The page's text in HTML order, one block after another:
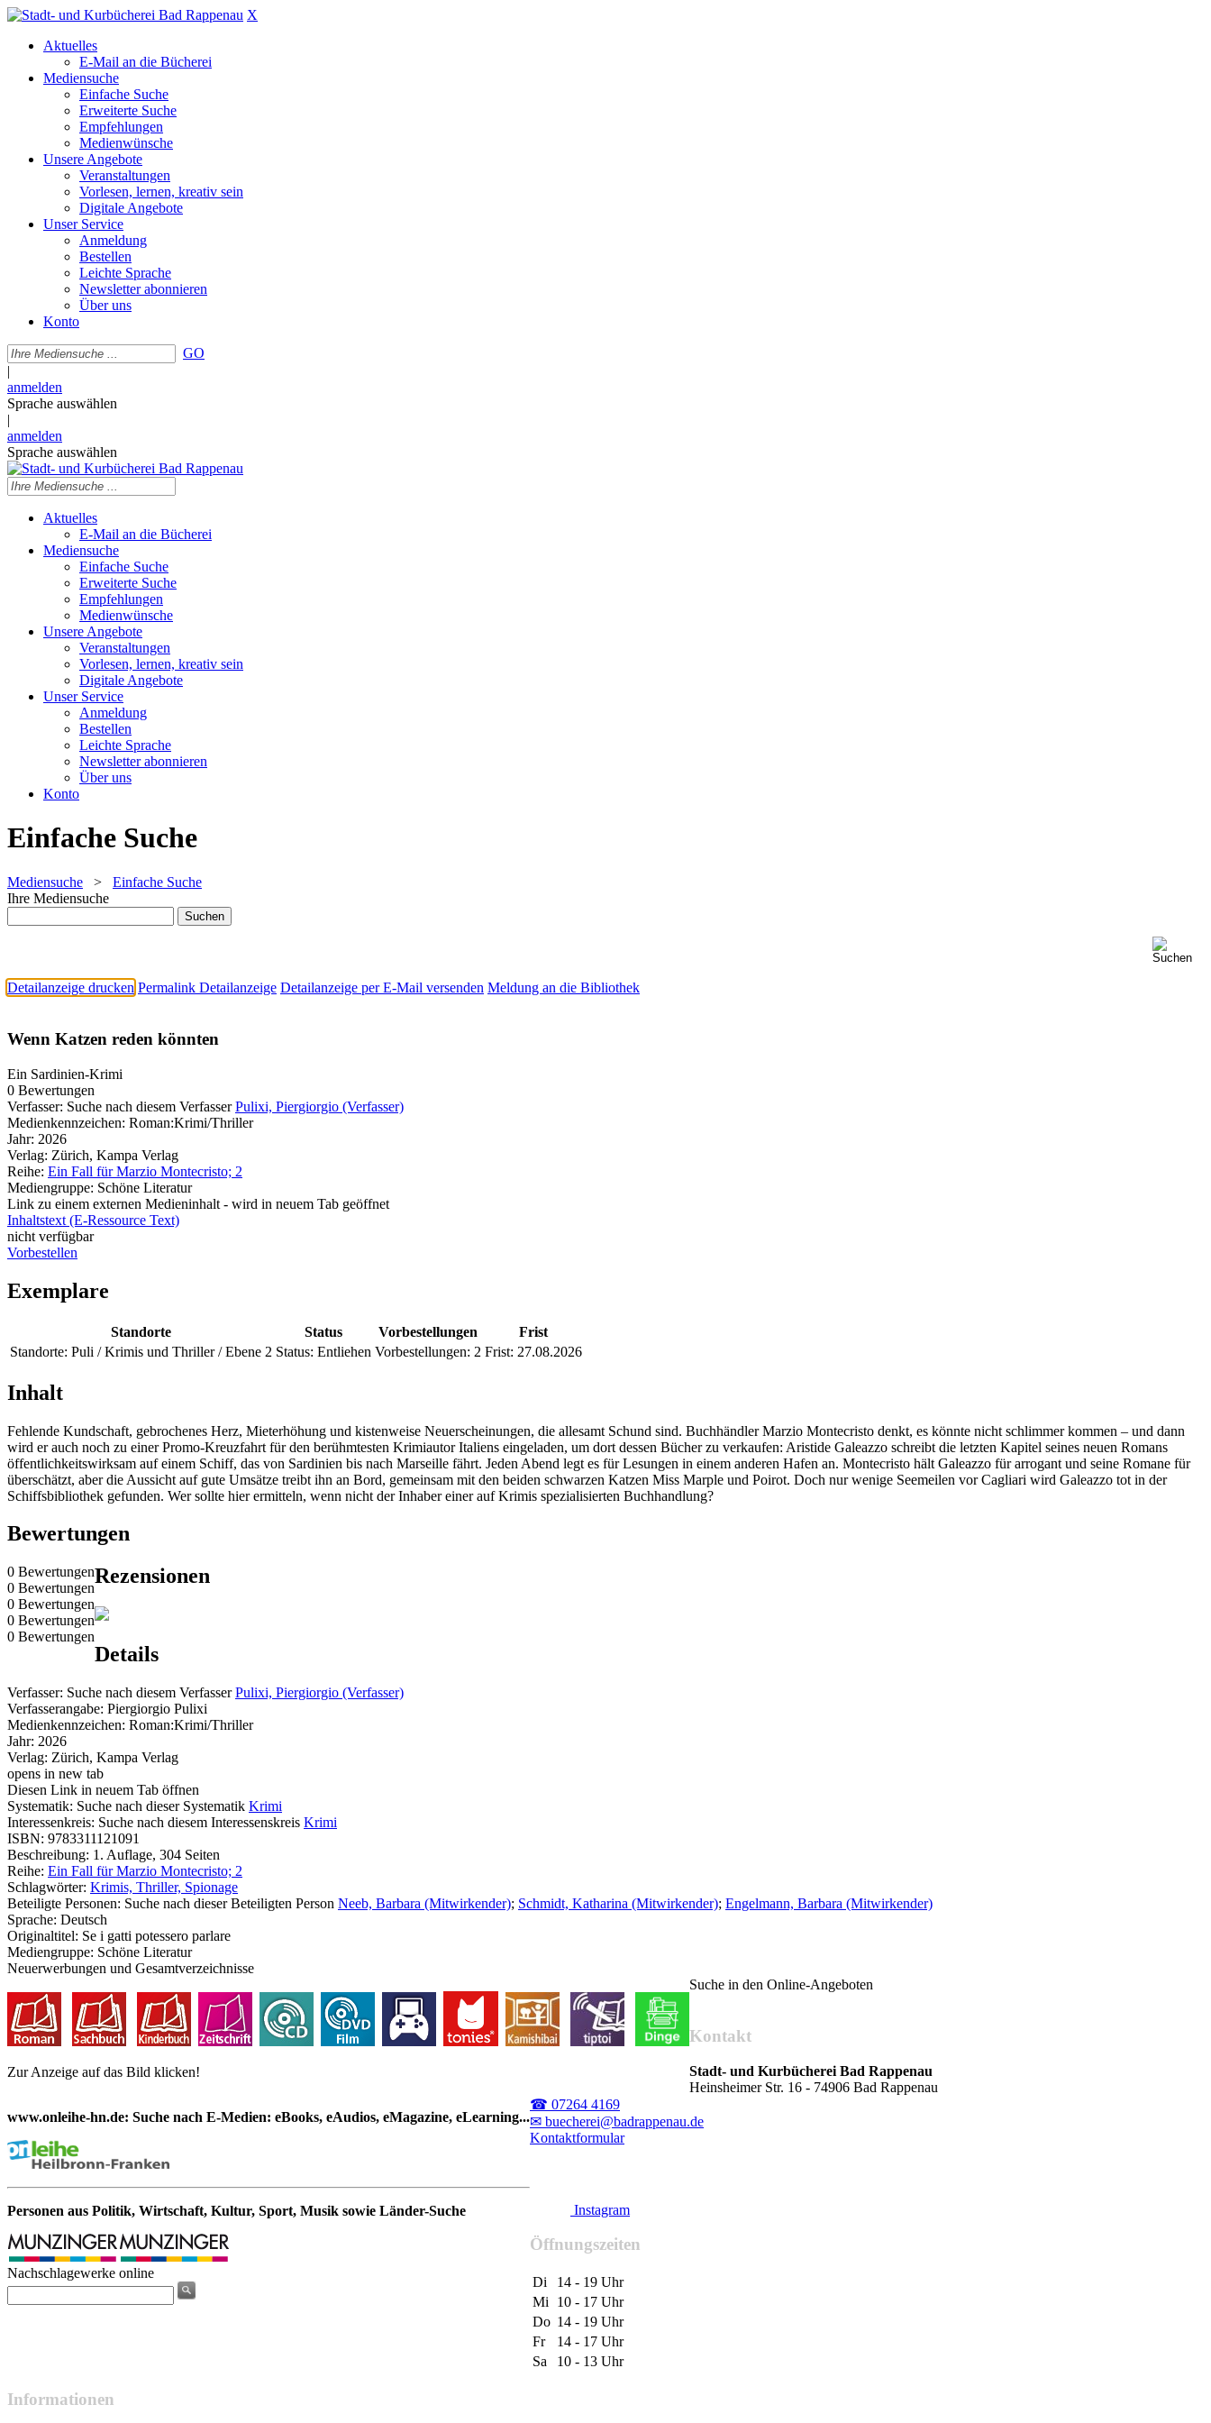
X
Aktuelles
E-Mail an die Bücherei
Mediensuche
Einfache Suche
Erweiterte Suche
Empfehlungen
Medienwünsche
Unsere Angebote
Veranstaltungen
Vorlesen, lernen, kreativ sein
Digitale Angebote
Unser Service
Anmeldung
Bestellen
Leichte Sprache
Newsletter abonnieren
Über uns
Konto
GO
|
anmelden
Sprache auswählen
|
anmelden
Sprache auswählen
Aktuelles
E-Mail an die Bücherei
Mediensuche
Einfache Suche
Erweiterte Suche
Empfehlungen
Medienwünsche
Unsere Angebote
Veranstaltungen
Vorlesen, lernen, kreativ sein
Digitale Angebote
Unser Service
Anmeldung
Bestellen
Leichte Sprache
Newsletter abonnieren
Über uns
Konto
Einfache Suche
Mediensuche > Einfache Suche
Ihre Mediensuche
Detailanzeige drucken Permalink Detailanzeige Detailanzeige per E-Mail versenden Meldung an die Bibliothek
Wenn Katzen reden könnten
Ein Sardinien-Krimi
0 Bewertungen
Verfasser: Suche nach diesem Verfasser Pulixi, Piergiorgio (Verfasser)
Medienkennzeichen: Roman:Krimi/Thriller
Jahr: 2026
Verlag: Zürich, Kampa Verlag
Reihe: Ein Fall für Marzio Montecristo; 2
Mediengruppe: Schöne Literatur
Link zu einem externen Medieninhalt - wird in neuem Tab geöffnet
Inhaltstext (E-Ressource Text)
nicht verfügbar
Vorbestellen
Exemplare
Standorte Status Vorbestellungen
Frist
Standorte: Puli / Krimis und Thriller / Ebene 2 Status: Entliehen Vorbestellungen: 2 Frist: 27.08.2026
Inhalt
Fehlende Kundschaft, gebrochenes Herz, Mieterhöhung und kistenweise Neuerscheinungen, die allesamt Schund sind. Buchhändler Marzio Montecristo denkt, es könnte nicht schlimmer kommen – und dann
wird er auch noch zu einer Promo-Kreuzfahrt für den berühmtesten Krimiautor Italiens eingeladen, um dort dessen Bücher zu verkaufen: Aristide Galeazzo schreibt die letzten Kapitel seines neuen Romans
öffentlichkeitswirksam auf einem Schiff, das von Sardinien bis nach Marseille fährt. Jeden Abend legt es für Lesungen in einem anderen Hafen an. Montecristo hält Galeazzo für arrogant und seine Romane für
überschätzt, aber die Aussicht auf gute Umsätze treibt ihn an Bord, gemeinsam mit den beiden schwarzen Katzen Miss Marple und Poirot. Doch nur wenige Seemeilen vor Cagliari wird Galeazzo tot in der
Schiffsbibliothek gefunden. Wer sollte hier ermitteln, wenn nicht der Inhaber einer auf Krimis spezialisierten Buchhandlung?
Bewertungen
0 Bewertungen
0 Bewertungen
0 Bewertungen
0 Bewertungen
0 Bewertungen
Rezensionen
Details
Verfasser: Suche nach diesem Verfasser Pulixi, Piergiorgio (Verfasser)
Verfasserangabe: Piergiorgio Pulixi
Medienkennzeichen: Roman:Krimi/Thriller
Jahr: 2026
Verlag: Zürich, Kampa Verlag
opens in new tab
Diesen Link in neuem Tab öffnen
Systematik: Suche nach dieser Systematik Krimi
Interessenkreis: Suche nach diesem Interessenskreis Krimi
ISBN: 9783311121091
Beschreibung: 1. Auflage, 304 Seiten
Reihe: Ein Fall für Marzio Montecristo; 2
Schlagwörter: Krimis, Thriller, Spionage
Beteiligte Personen: Suche nach dieser Beteiligten Person Neeb, Barbara (Mitwirkender); Schmidt, Katharina (Mitwirkender); Engelmann, Barbara (Mitwirkender)
Sprache: Deutsch
Originaltitel: Se i gatti potessero parlare
Mediengruppe: Schöne Literatur
Neuerwerbungen und Gesamtverzeichnisse
Zur Anzeige auf das Bild klicken!
Suche in den Online-Angeboten
www.onleihe-hn.de: Suche nach E-Medien: eBooks, eAudios, eMagazine, eLearning...
Personen aus Politik, Wirtschaft, Kultur, Sport, Musik sowie Länder-Suche
Nachschlagewerke online
Kontakt
Stadt- und Kurbücherei Bad Rappenau
Heinsheimer Str. 16 - 74906 Bad Rappenau
☎ 07264 4169
✉ buecherei@badrappenau.de
Kontaktformular
Instagram
Öffnungszeiten
Di
14 - 19 Uhr
Mi
10 - 17 Uhr
Do 14 - 19 Uhr
Fr
14 - 17 Uhr
Sa
10 - 13 Uhr
Informationen